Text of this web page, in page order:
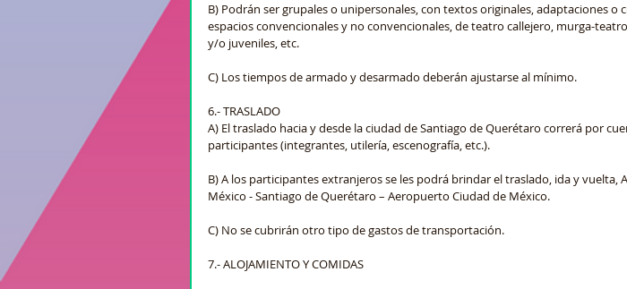
B) Podrán ser grupales o unipersonales, con textos originales, adaptaciones o
espacios convencionales y no convencionales, de teatro callejero, murga-
y/o juveniles, etc.
C) Los tiempos de armado y desarmado deberán ajustarse al mínimo.
6.- TRASLADO
A) El traslado hacia y desde la ciudad de Santiago de Querétaro correrá por
participantes (integrantes, utilería, escenografía, etc.).
B) A los participantes extranjeros se les podrá brindar el traslado, ida y vuelta,
México - Santiago de Querétaro – Aeropuerto Ciudad de México.
C) No se cubrirán otro tipo de gastos de transportación.
7.- ALOJAMIENTO Y COMIDAS